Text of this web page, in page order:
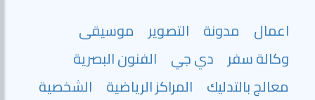
اعمال مدونة التصوير موسيقى
وكالة سفر دي جي الفنون البصرية
معالج بالتدليك المراكز الرياضية الشخصية